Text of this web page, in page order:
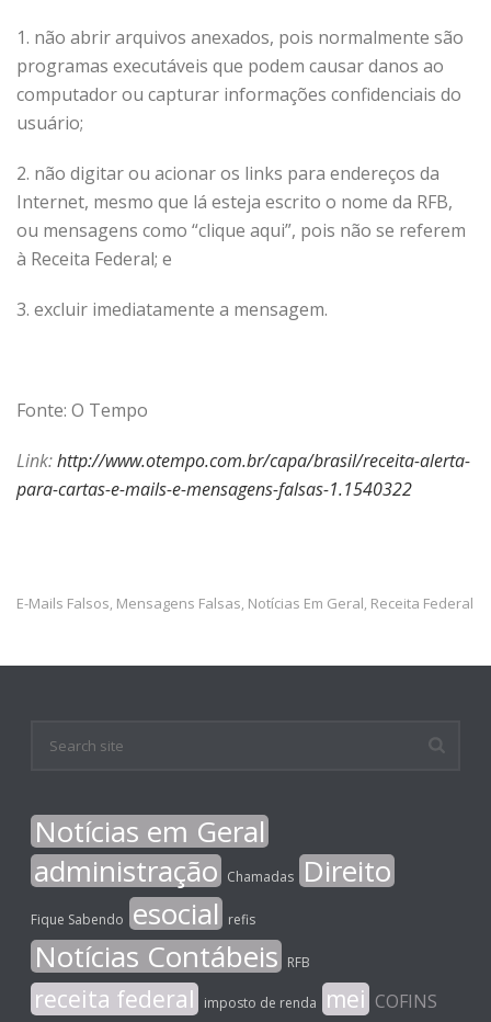
1. não abrir arquivos anexados, pois normalmente são
programas executáveis que podem causar danos ao
computador ou capturar informações confidenciais do
usuário;
2. não digitar ou acionar os links para endereços da
Internet, mesmo que lá esteja escrito o nome da RFB,
ou mensagens como “clique aqui”, pois não se referem
à Receita Federal; e
3. excluir imediatamente a mensagem.
Fonte: O Tempo
Link:http://www.otempo.com.br/capa/brasil/receita-alerta-
para-cartas-e-mails-e-mensagens-falsas-1.1540322
E-Mails Falsos, Mensagens Falsas, Notícias Em Geral, Receita Federal
Notícias em Geral
administração Chamadas Direito
Fique Sabendo esocial refis
Notícias Contábeis RFB
receita federal imposto de renda mei COFINS